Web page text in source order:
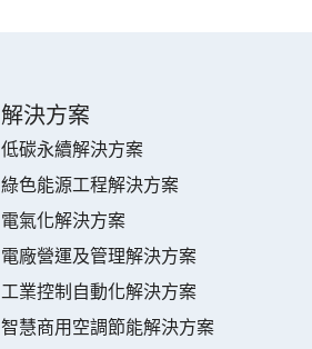
解決方案
低碳永續解決方案
綠色能源工程解決方案
電氣化解決方案
電廠營運及管理解決方案
工業控制自動化解決方案
智慧商用空調節能解決方案